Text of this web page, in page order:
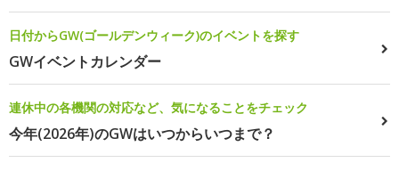
日付からGW(ゴールデンウィーク)のイベントを探す
GWイベントカレンダー
連休中の各機関の対応など、気になることをチェック
今年(2026年)のGWはいつからいつまで？